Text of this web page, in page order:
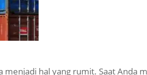
hal yang rumit. Saat Anda